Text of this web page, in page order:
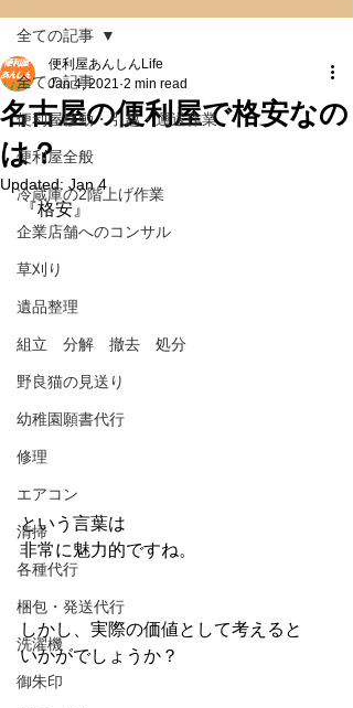
全ての記事
便利屋移動・引越・運送作業
便利屋全般
冷蔵庫の2階上げ作業
企業店舗へのコンサル
草刈り
遺品整理
組立 分解 撤去 処分
野良猫の見送り
幼稚園願書代行
修理
エアコン
清掃
各種代行
梱包・発送代行
洗濯機
御朱印
全ての記事
名古屋の便利屋で格安なの
は？
便利屋あんしんLife
Jan 4, 2021 2 min read
Updated: Jan 4
『格安』
という言葉は
非常に魅力的ですね。
しかし、実際の価値として考えると
いかがでしょうか？